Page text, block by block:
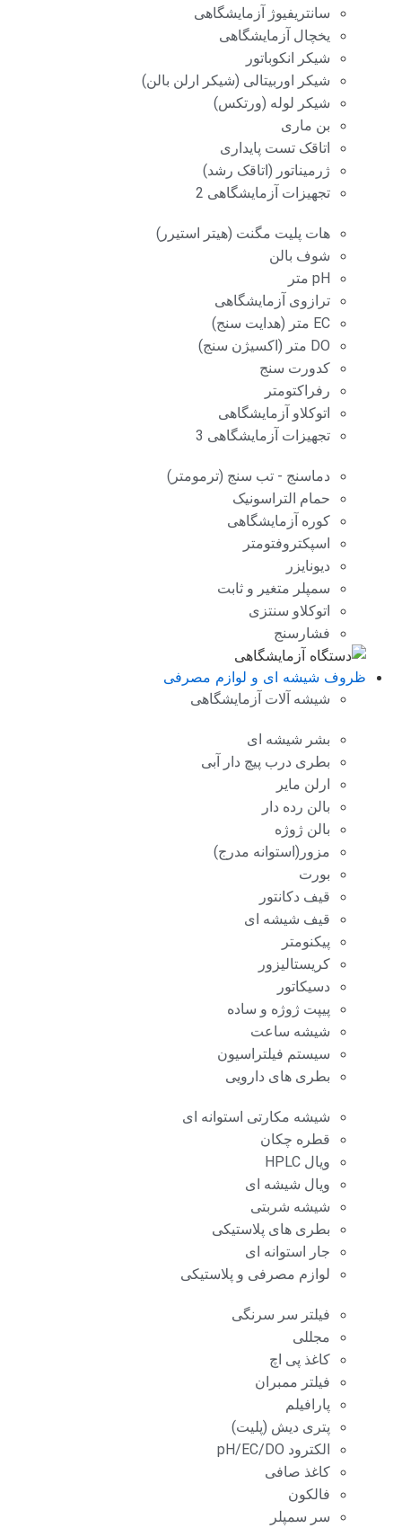
سانتریفیوژ آزمایشگاهی
یخچال آزمایشگاهی
شیکر انکوباتور
شیکر اوربیتالی (شیکر ارلن بالن)
شیکر لوله (ورتکس)
بن ماری
اتاقک تست پایداری
ژرمیناتور (اتاقک رشد)
تجهیزات آزمایشگاهی 2
هات پلیت مگنت (هیتر استیرر)
شوف بالن
pH متر
ترازوی آزمایشگاهی
EC متر (هدایت سنج)
DO متر (اکسیژن سنج)
کدورت سنج
رفراکتومتر
اتوکلاو آزمایشگاهی
تجهیزات آزمایشگاهی 3
دماسنج - تب سنج (ترمومتر)
حمام التراسونیک
کوره آزمایشگاهی
اسپکتروفتومتر
دیونایزر
سمپلر متغیر و ثابت
اتوکلاو سنتزی
فشارسنج
ظروف شیشه ای و لوازم مصرفی
شیشه آلات آزمایشگاهی
بشر شیشه ای
بطری درب پیچ دار آبی
ارلن مایر
بالن رده دار
بالن ژوژه
مزور(استوانه مدرج)
بورت
قیف دکانتور
قیف شیشه ای
پیکنومتر
کریستالیزور
دسیکاتور
پیپت ژوژه و ساده
شیشه ساعت
سیستم فیلتراسیون
بطری های دارویی
شیشه مکارتی استوانه ای
قطره چکان
ویال HPLC
ویال شیشه ای
شیشه شربتی
بطری های پلاستیکی
جار استوانه ای
لوازم مصرفی و پلاستیکی
فیلتر سر سرنگی
مجللی
کاغذ پی اچ
فیلتر ممبران
پارافیلم
پتری دیش (پلیت)
الکترود pH/EC/DO
کاغذ صافی
فالکون
سر سمپلر